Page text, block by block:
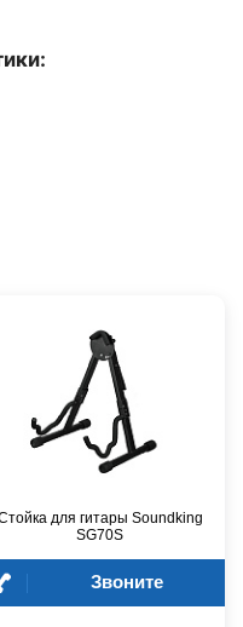
для гитары Soundking
SG70S
Звоните